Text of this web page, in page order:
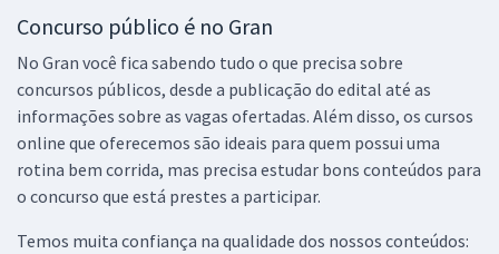
Concurso público é no Gran
No Gran você fica sabendo tudo o que precisa sobre
concursos públicos, desde a publicação do edital até as
informações sobre as vagas ofertadas. Além disso, os cursos
online que oferecemos são ideais para quem possui uma
rotina bem corrida, mas precisa estudar bons conteúdos para
o concurso que está prestes a participar.
Temos muita confiança na qualidade dos nossos conteúdos: